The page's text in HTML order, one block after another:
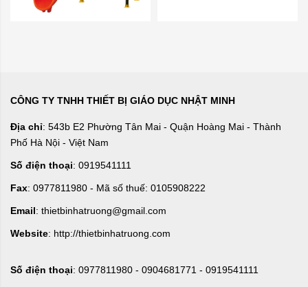
CÔNG TY TNHH THIẾT BỊ GIÁO DỤC NHẬT MINH
Địa chỉ: 543b E2 Phường Tân Mai - Quận Hoàng Mai - Thành
Phố Hà Nội - Việt Nam
Số điện thoại: 0919541111
Fax: 0977811980 - Mã số thuế: 0105908222
Email: thietbinhatruong@gmail.com
Website: http://thietbinhatruong.com
Số điện thoại: 0977811980 - 0904681771 - 0919541111